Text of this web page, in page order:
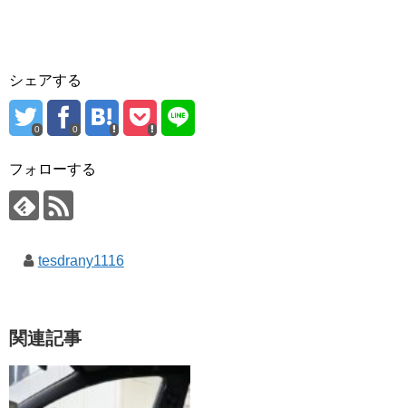
シェアする
0 0
フォローする
tesdrany1116
関連記事